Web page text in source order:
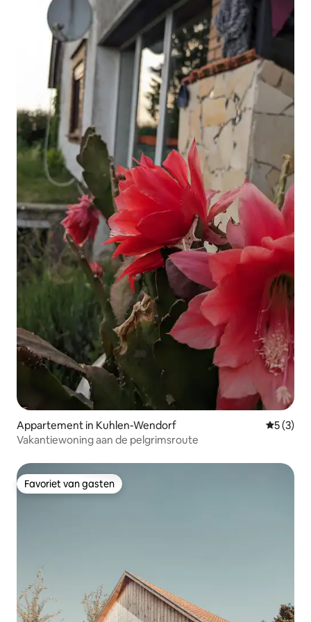
Appartement in Kuhlen-Wendorf
5 (3)
Vakantiewoning aan de pelgrimsroute
Favoriet van gasten
Favoriet van gasten